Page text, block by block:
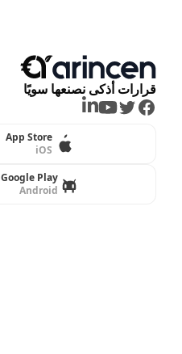
قرارات أذكى نصنعها سويًا
Facebook
Twitter
Youtube
LinkedIn
App Store
iOS
Google Play
Android